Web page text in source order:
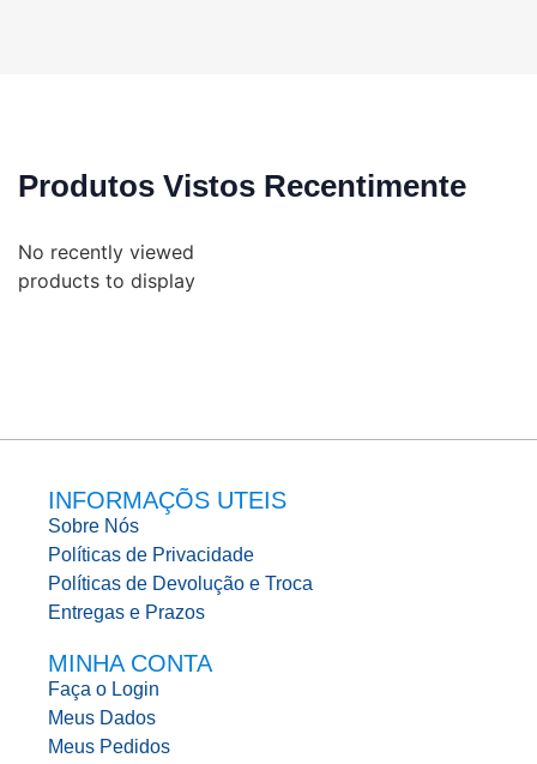
Produtos Vistos Recentimente
No recently viewed
products to display
INFORMAÇÕS UTEIS
Sobre Nós
Políticas de Privacidade
Políticas de Devolução e Troca
Entregas e Prazos
MINHA CONTA
Faça o Login
Meus Dados
Meus Pedidos